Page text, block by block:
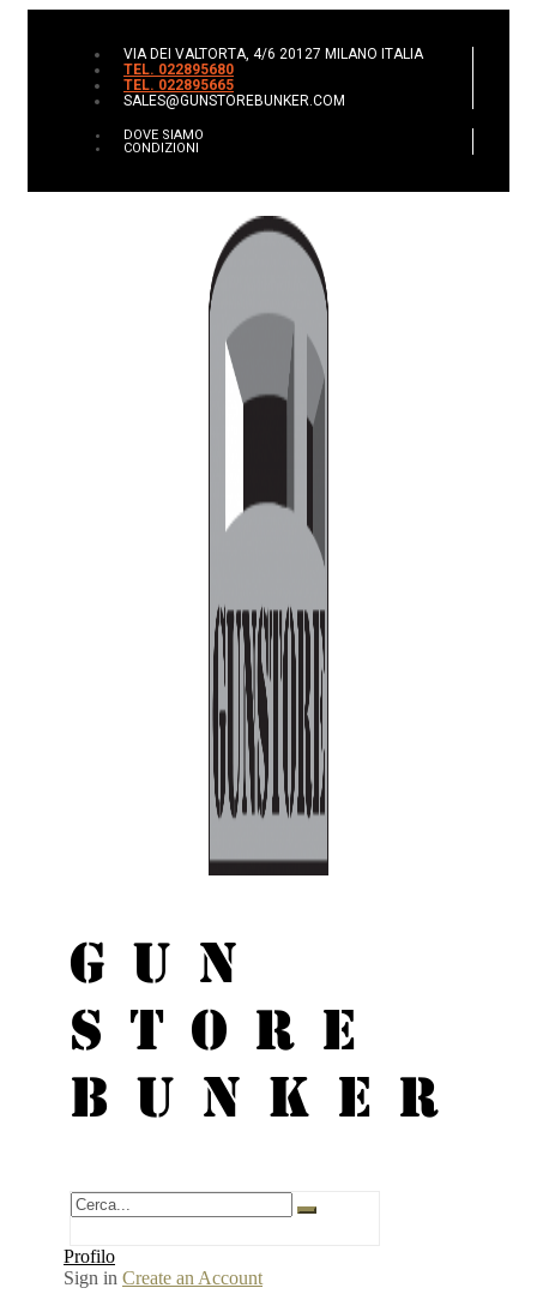
VIA DEI VALTORTA, 4/6 20127 MILANO ITALIA
TEL. 022895680
TEL. 022895665
SALES@GUNSTOREBUNKER.COM
DOVE SIAMO
CONDIZIONI
GUN
STORE
BUNKER
Profilo
Sign in Create an Account